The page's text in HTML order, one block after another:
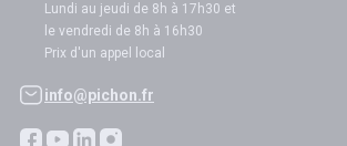
Lundi au jeudi de 8h à 17h30 et
le vendredi de 8h à 16h30
Prix d'un appel local
info@pichon.fr